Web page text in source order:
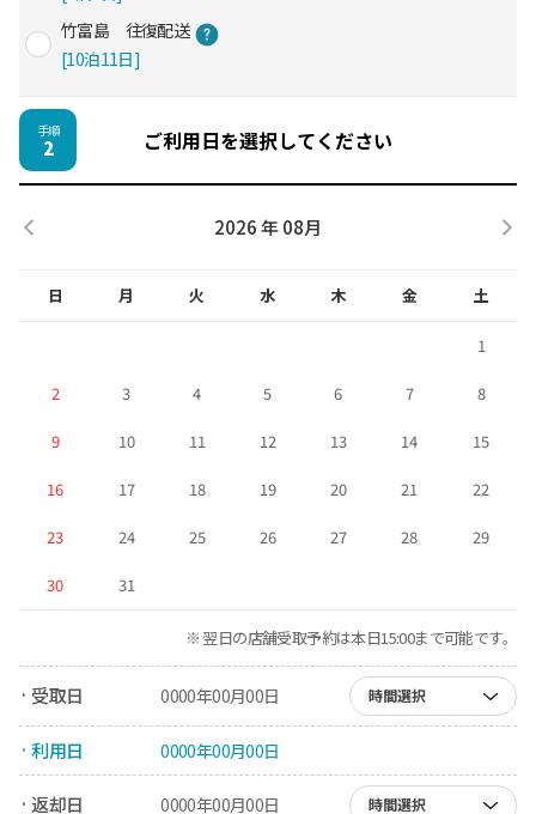
竹富島 往復配送
[10泊11日]
手順
2 ご利用日を選択してください
2026 年 08月
日 月 火 水 木 金 土
1
2 3 4 5 6 7 8
9 10 11 12 13 14 15
16 17 18 19 20 21 22
23 24 25 26 27 28 29
30 31
※ 翌日の店舗受取予約は本日15:00まで可能です。
· 受取日 0000年00月00日 時間選択
· 利用日 0000年00月00日
· 返却日 0000年00月00日 時間選択